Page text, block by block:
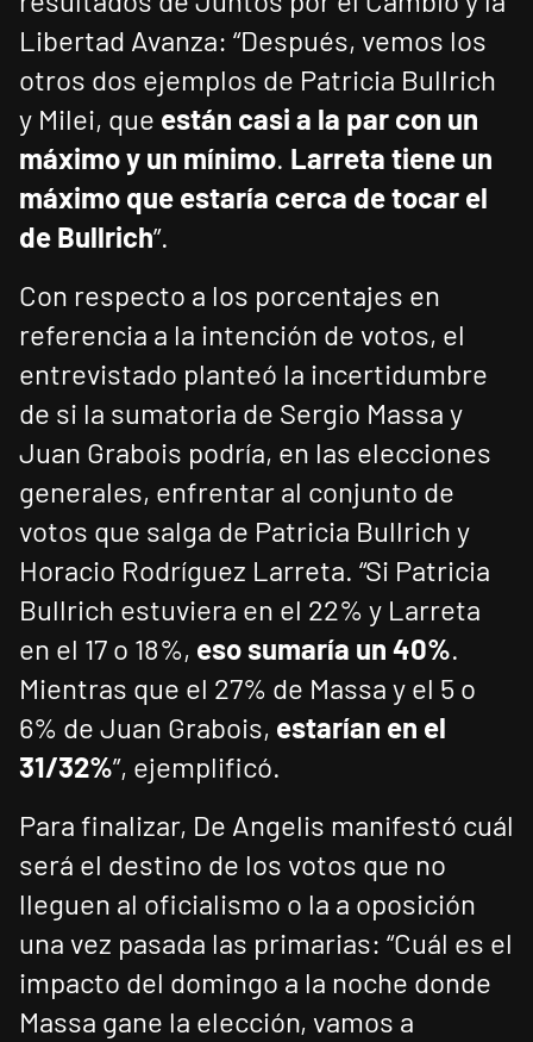
Libertad Avanza: “Después, vemos los
otros dos ejemplos de Patricia Bullrich
y Milei, que están casi a la par con un
máximo y un mínimo. Larreta tiene un
máximo que estaría cerca de tocar el
de Bullrich”.
Con respecto a los porcentajes en
referencia a la intención de votos, el
entrevistado planteó la incertidumbre
de si la sumatoria de Sergio Massa y
Juan Grabois podría, en las elecciones
generales, enfrentar al conjunto de
votos que salga de Patricia Bullrich y
Horacio Rodríguez Larreta. “Si Patricia
Bullrich estuviera en el 22% y Larreta
en el 17 o 18%, eso sumaría un 40%.
Mientras que el 27% de Massa y el 5 o
6% de Juan Grabois, estarían en el
31/32%”, ejemplificó.
Para finalizar, De Angelis manifestó cuál
será el destino de los votos que no
lleguen al oficialismo o la a oposición
una vez pasada las primarias: “Cuál es el
impacto del domingo a la noche donde
Massa gane la elección, vamos a